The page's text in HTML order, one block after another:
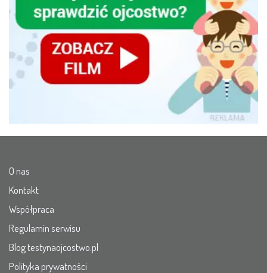
O nas
Kontakt
Współpraca
Regulamin serwisu
Blog testynaojcostwo.pl
Polityka prywatności